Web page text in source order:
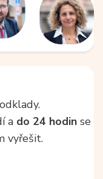
a do 24 hodin se
vyřešit.